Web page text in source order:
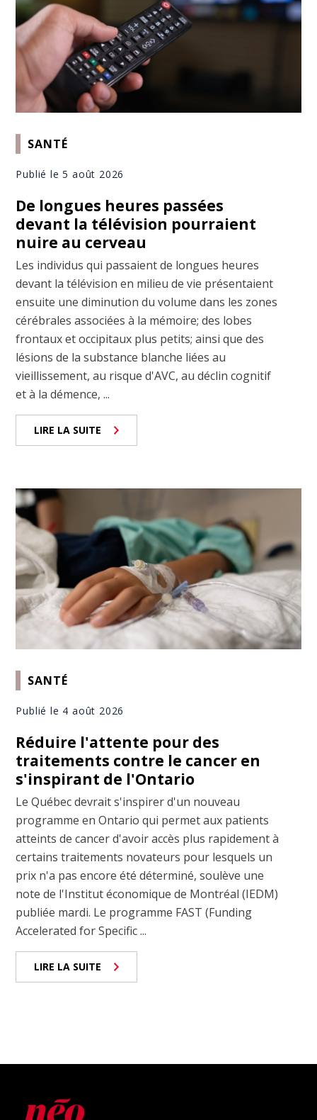
SANTÉ
Publié le 5 août 2026
De longues heures passées
devant la télévision pourraient
nuire au cerveau
Les individus qui passaient de longues heures
devant la télévision en milieu de vie présentaient
ensuite une diminution du volume dans les zones
cérébrales associées à la mémoire; des lobes
frontaux et occipitaux plus petits; ainsi que des
lésions de la substance blanche liées au
vieillissement, au risque d'AVC, au déclin cognitif
et à la démence, ...
LIRE LA SUITE
SANTÉ
Publié le 4 août 2026
Réduire l'attente pour des
traitements contre le cancer en
s'inspirant de l'Ontario
Le Québec devrait s'inspirer d'un nouveau
programme en Ontario qui permet aux patients
atteints de cancer d'avoir accès plus rapidement à
certains traitements novateurs pour lesquels un
prix n'a pas encore été déterminé, soulève une
note de l'Institut économique de Montréal (IEDM)
publiée mardi. Le programme FAST (Funding
Accelerated for Specific ...
LIRE LA SUITE